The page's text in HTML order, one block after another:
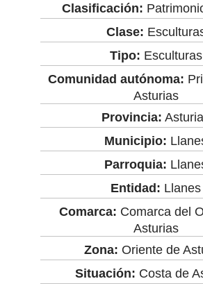
Clasificación:
Clase:
Tipo: Esculturas
Comunidad autónoma:
Asturias
Provincia:
Municipio:
Parroquia:
Entidad: Llanes
Comarca: Comarca del
Asturias
Zona: Oriente de
Situación: Costa de